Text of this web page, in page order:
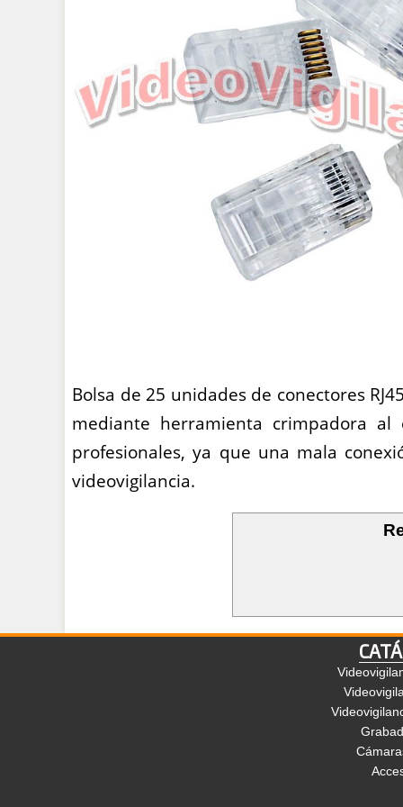
Bolsa de 25 unidades de conectores
mediante herramienta crimpadora
profesionales, ya que una mala
videovigilancia.